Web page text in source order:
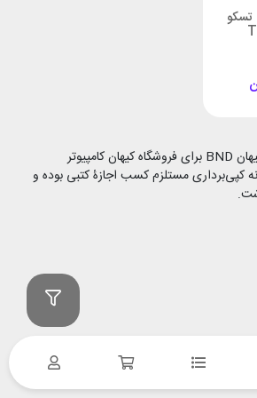
کیبورد و Touchpad تسکو
تمامی حقوق فروشگاه کیهان BND برای فروشگاه کیهان کامپیوتر
کپی‌برداری مستلزم کسب اجازۀ کتبی بوده و